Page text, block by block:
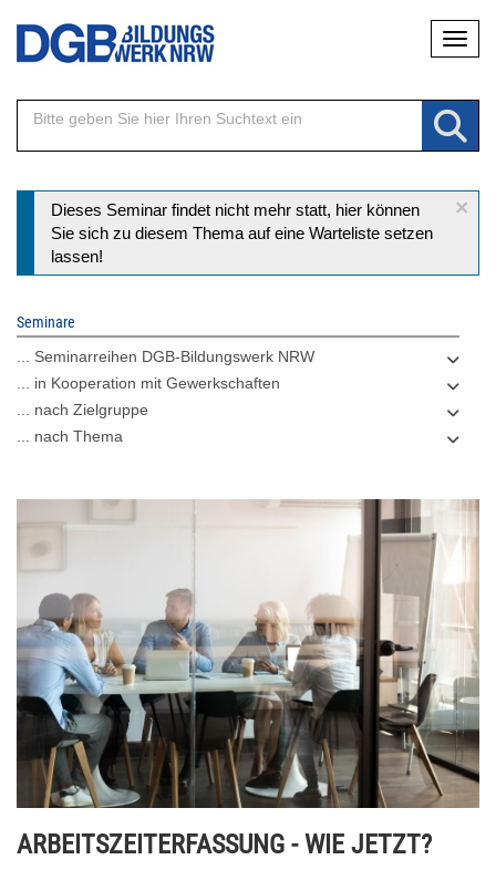
Direkt
Inhalt
×
Statusmeldung
Dieses Seminar findet nicht mehr statt, hier können
Sie sich zu diesem Thema auf eine Warteliste setzen
lassen!
Seminare
... Seminarreihen DGB-Bildungswerk NRW
... in Kooperation mit Gewerkschaften
... nach Zielgruppe
... nach Thema
ARBEITSZEITERFASSUNG - WIE JETZT?